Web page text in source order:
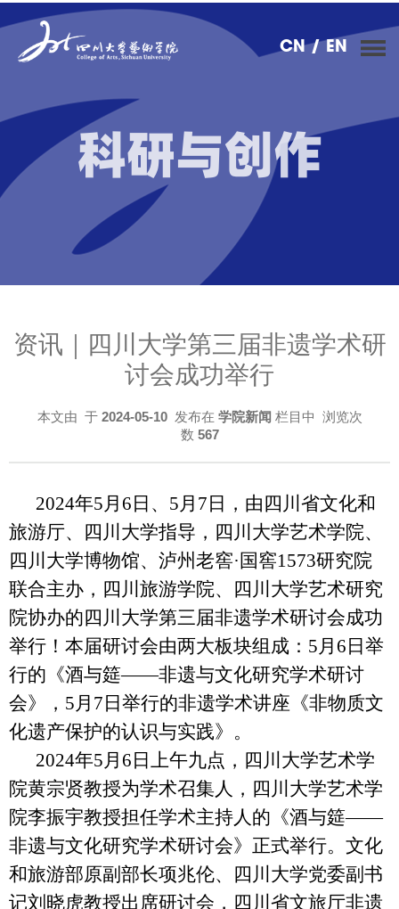
/ EN
CN
科研与创作
资讯｜四川大学第三届非遗学术研
讨会成功举行
本文由 于 2024-05-10发布在 学院新闻 栏目中 浏览次
数 567
2024年5月6日、5月7日，由四川省文化和
旅游厅、四川大学指导，四川大学艺术学院、
四川大学博物馆、泸州老窖·国窖1573研究院
联合主办，四川旅游学院、四川大学艺术研究
院协办的四川大学第三届非遗学术研讨会成功
举行！本届研讨会由两大板块组成：5月6日举
行的《酒与筵——非遗与文化研究学术研讨
会》，5月7日举行的非遗学术讲座《非物质文
化遗产保护的认识与实践》。
2024年5月6日上午九点，四川大学艺术学
院黄宗贤教授为学术召集人，四川大学艺术学
院李振宇教授担任学术主持人的《酒与筵——
非遗与文化研究学术研讨会》正式举行。文化
和旅游部原副部长项兆伦、四川大学党委副书
记刘晓虎教授出席研讨会，四川省文旅厅非遗